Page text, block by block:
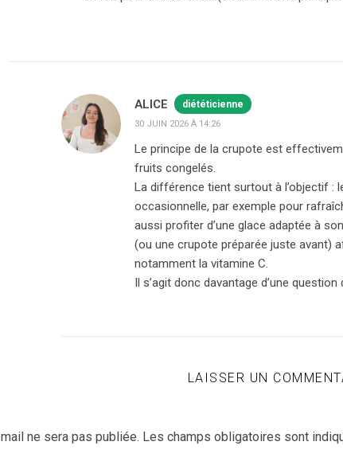
ALICE diététicienne
30 JUIN 2026 À 14:26
Le principe de la crupote est
fruits congelés.
La différence tient surtout à l’objectif :
occasionnelle, par exemple pour
aussi profiter d’une glace adaptée à
(ou une crupote préparée juste avant)
notamment la vitamine C.
Il s’agit donc davantage d’une
LAISSER UN
ne sera pas publiée. Les champs obligatoires sont